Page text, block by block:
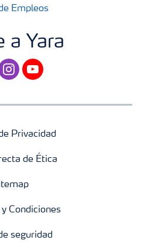
Empleos
a Yara
youtube
Privacidad
de Ética
y Condiciones
seguridad